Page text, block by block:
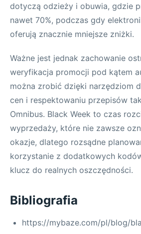
dotyczą odzieży i obuwia, gdzie
nawet 70%, podczas gdy
oferują znacznie mniejsze zniżki.
Ważne jest jednak zachowanie
weryfikacja promocji pod kątem
można zrobić dzięki narzędziom
cen i respektowaniu przepisów
Omnibus. Black Week to czas
wyprzedaży, które nie zawsze
okazje, dlatego rozsądne
korzystanie z dodatkowych
klucz do realnych oszczędności.
Bibliografia
https://mybaze.com/pl/blog/